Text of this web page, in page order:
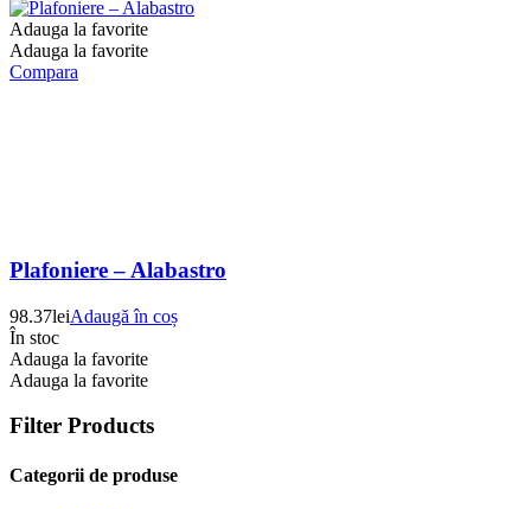
Adauga la favorite
Adauga la favorite
Compara
Plafoniere – Alabastro
98.37leiAdaugă în coș
În stoc
Adauga la favorite
Adauga la favorite
Filter Products
Categorii de produse